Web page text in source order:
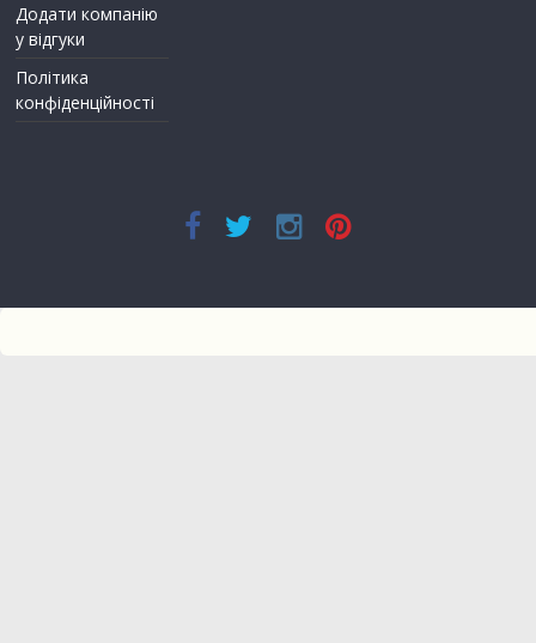
Додати компанію
у відгуки
Політика
конфіденційності